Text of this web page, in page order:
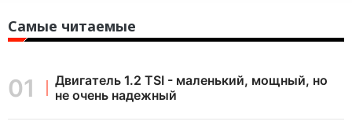
Самые читаемые
Двигатель 1.2 TSI - маленький, мощный, но
не очень надежный